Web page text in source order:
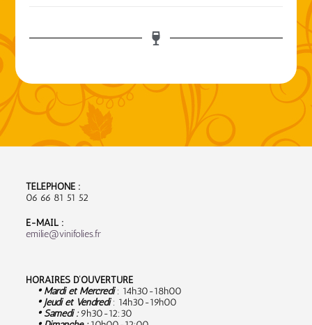
TÉLÉPHONE :
06 66 81 51 52
E-MAIL :
emilie@vinifolies.fr
HORAIRES D’OUVERTURE
• Mardi et Mercredi: 14h30-18h00
• Jeudi et Vendredi: 14h30-19h00
• Samedi :9h30-12:30